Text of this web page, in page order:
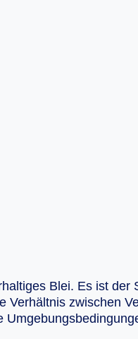
Blei. Es ist
Verhältnis zwischen